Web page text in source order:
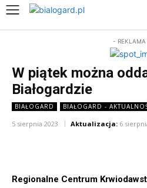
-
W piątek można
Białogardzie
BIAŁOGARD BIAŁOGARD -
5 sierpnia 2023 Aktualizacja: 6
Regionalne Centrum